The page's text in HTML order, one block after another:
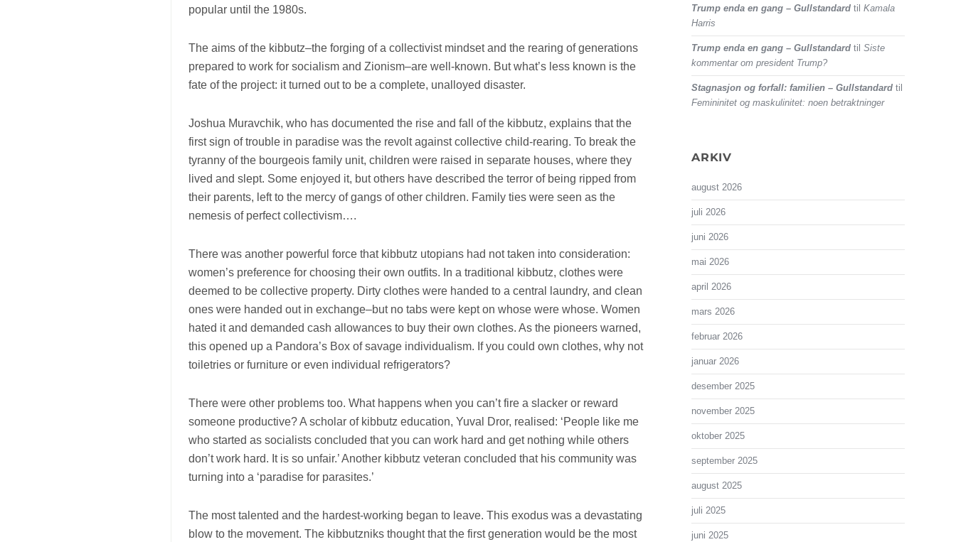
popular until the 1980s.
The aims of the kibbutz–the forging of a collectivist mindset and the rearing of generations
prepared to work for socialism and Zionism–are well-known. But what’s less known is the
fate of the project: it turned out to be a complete, unalloyed disaster.
Joshua Muravchik, who has documented the rise and fall of the kibbutz, explains that the
first sign of trouble in paradise was the revolt against collective child-rearing. To break the
tyranny of the bourgeois family unit, children were raised in separate houses, where they
lived and slept. Some enjoyed it, but others have described the terror of being ripped from
their parents, left to the mercy of gangs of other children. Family ties were seen as the
nemesis of perfect collectivism….
There was another powerful force that kibbutz utopians had not taken into consideration:
women’s preference for choosing their own outfits. In a traditional kibbutz, clothes were
deemed to be collective property. Dirty clothes were handed to a central laundry, and clean
ones were handed out in exchange–but no tabs were kept on whose were whose. Women
hated it and demanded cash allowances to buy their own clothes. As the pioneers warned,
this opened up a Pandora’s Box of savage individualism. If you could own clothes, why not
toiletries or furniture or even individual refrigerators?
There were other problems too. What happens when you can’t fire a slacker or reward
someone productive? A scholar of kibbutz education, Yuval Dror, realised: ‘People like me
who started as socialists concluded that you can work hard and get nothing while others
don’t work hard. It is so unfair.’ Another kibbutz veteran concluded that his community was
turning into a ‘paradise for parasites.’
The most talented and the hardest-working began to leave. This exodus was a devastating
blow to the movement. The kibbutzniks thought that the first generation would be the most
Trump enda en gang – Gullstandard til Kamala
Harris
Trump enda en gang – Gullstandard til Siste
kommentar om president Trump?
Stagnasjon og forfall: familien – Gullstandard til
Femininitet og maskulinitet: noen betraktninger
ARKIV
august 2026
juli 2026
juni 2026
mai 2026
april 2026
mars 2026
februar 2026
januar 2026
desember 2025
november 2025
oktober 2025
september 2025
august 2025
juli 2025
juni 2025